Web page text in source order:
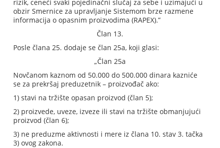
rizik, ceneći svaki pojedinačni slučaj za sebe i uzimajući u
obzir Smernice za upravljanje Sistemom brze razmene
informacija o opasnim proizvodima (RAPEX).”
Član 13.
Posle člana 25. dodaje se član 25a, koji glasi:
„Član 25a
Novčanom kaznom od 50.000 do 500.000 dinara kazniće
se za prekršaj preduzetnik – proizvođač ako:
1) stavi na tržište opasan proizvod (član 5);
2) proizvede, uveze, izveze ili stavi na tržište obmanjujući
proizvod (član 6);
3) ne preduzme aktivnosti i mere iz člana 10. stav 3. tačka
3) ovog zakona.